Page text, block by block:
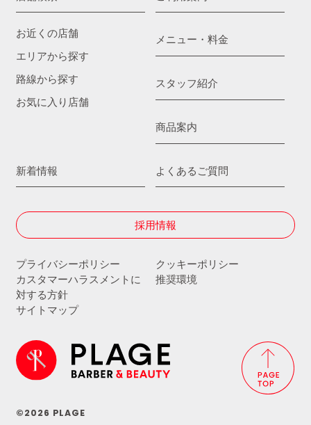
お近くの店舗
エリアから探す
路線から探す
お気に入り店舗
メニュー・料金
スタッフ紹介
商品案内
新着情報 よくあるご質問
採用情報
プライバシーポリシー
クッキーポリシー
カスタマーハラスメントに
対する方針
推奨環境
サイトマップ
©2026 PLAGE